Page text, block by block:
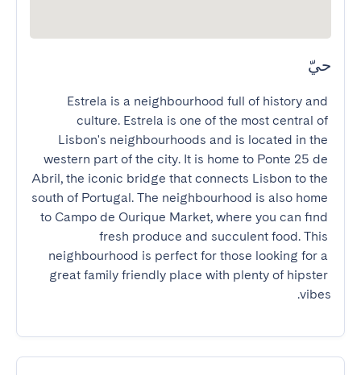
حيّ
Estrela is a neighbourhood full of history and
culture. Estrela is one of the most central of
Lisbon's neighbourhoods and is located in the
western part of the city. It is home to Ponte 25 de
Abril, the iconic bridge that connects Lisbon to the
south of Portugal. The neighbourhood is also home
to Campo de Ourique Market, where you can find
fresh produce and succulent food. This
neighbourhood is perfect for those looking for a
great family friendly place with plenty of hipster
vibes.